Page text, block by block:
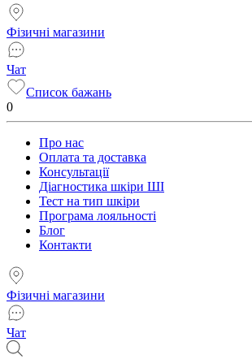
Фізичні магазини
Чат
Список бажань
0
Про нас
Оплата та доставка
Консультації
Діагностика шкіри ШІ
Тест на тип шкіри
Програма лояльності
Блог
Контакти
Фізичні магазини
Чат